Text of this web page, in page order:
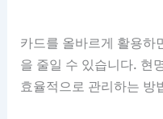
카드를 올바르게 활용하
을 줄일 수 있습니다. 현
효율적으로 관리하는 방